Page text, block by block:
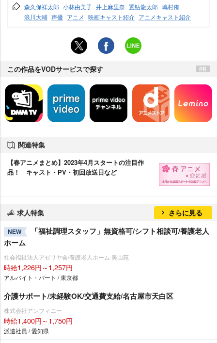
森久保祥太郎 小林由美子 井上麻里奈 置鮎龍太郎 嶋村侑
浪川大輔 声優 アニメ 映画キャスト紹介 アニメキャスト紹介
この作品をVODサービスで探す
関連特集
【春アニメまとめ】2023年4月スタートの注目作
品！ キャスト・PV・初回放送日など
求人特集 さらに見る
NEW
「福祉調理スタッフ」無資格可/シフト相談可/養護老人
ホーム
社会福祉法人アゼリヤ会/養護老人ホーム 美山苑
時給1,226円～1,257円
アルバイト・パート / 東京都
介護サポート/未経験OK/交通費支給/名古屋市天白区
株式会社アンフィニー
時給1,400円～1,750円
派遣社員 / 愛知県